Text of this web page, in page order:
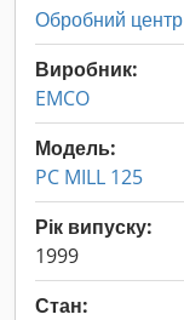
Обробний центр
Виробник:
EMCO
Модель:
PC MILL 125
Рік випуску:
1999
Стан: